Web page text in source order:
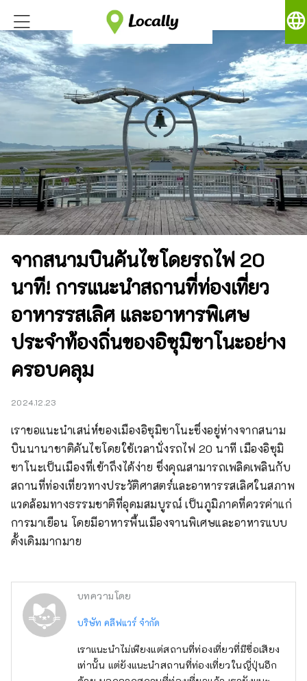
language
จากสนามบินคันไซโดยรถไฟ 20
นาที! การแนะนำสถานที่ท่องเที่ยว
อาหารรสเลิศ และอาหารพิเศษ
ประจำท้องถิ่นของอิซุมิซาโนะอย่าง
ครอบคลุม
2024.12.23
เราขอแนะนำเสน่ห์ของเมืองอิซุมิซาโนะซึ่งอยู่ห่างจากสนาม
บินนานาชาติคันไซโดยใช้เวลานั่งรถไฟ 20 นาที เมืองอิซุมิ
ซาโนะเป็นเมืองที่เข้าถึงได้ง่าย ซึ่งคุณสามารถเพลิดเพลินกับ
สถานที่ท่องเที่ยวทางประวัติศาสตร์และอาหารรสเลิศในสภาพ
แวดล้อมทางธรรมชาติที่อุดมสมบูรณ์ เป็นภูมิภาคที่ควรค่าแก่
การมาเยือน โดยมีอาหารพื้นเมืองจานพิเศษและอาหารแบบ
ดั้งเดิมมากมาย
บทความโดย
บริษัท คลีฟแวร์ จำกัด
เราแนะนำไม่เพียงแต่สถานที่ท่องเที่ยวที่มีชื่อเสียง
เท่านั้น แต่ยังแนะนำสถานที่ท่องเที่ยวในญี่ปุ่นอีก